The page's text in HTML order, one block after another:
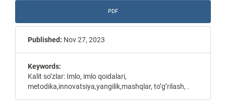
PDF
Published: Nov 27, 2023
Keywords:
Kalit so’zlar: Imlo, imlo qoidalari,
metodika,innovatsiya,yangilik,mashqlar, to’g’rilash, .